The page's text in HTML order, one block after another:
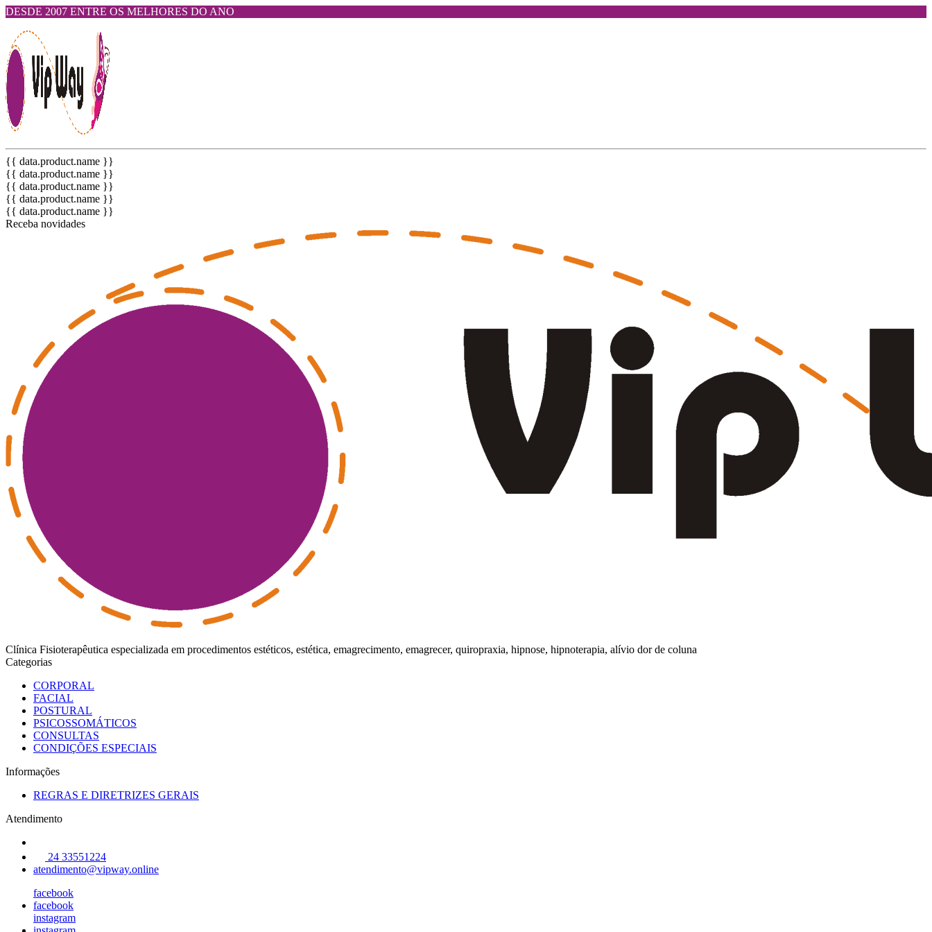
DESDE 2007 ENTRE OS MELHORES DO ANO
{{ data.product.name }}
{{ data.product.name }}
{{ data.product.name }}
{{ data.product.name }}
{{ data.product.name }}
Receba novidades
Clínica Fisioterapêutica especializada em procedimentos estéticos, estética, emagrecimento, emagrecer, quiropraxia, hipnose, hipnoterapia, alívio dor de coluna
Categorias
CORPORAL
FACIAL
POSTURAL
PSICOSSOMÁTICOS
CONSULTAS
CONDIÇÕES ESPECIAIS
Informações
REGRAS E DIRETRIZES GERAIS
Atendimento
24 33551224
atendimento@vipway.online
facebook
facebook
instagram